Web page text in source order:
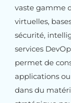
vaste gamme
virtuelles,
sécurité,
services
permet de
applications
dans du